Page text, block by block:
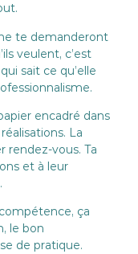
te demanderont
veulent, c’est
sait ce qu’elle
encadré dans
La
rendez-vous. Ta
et à leur
ça
le bon
de pratique.